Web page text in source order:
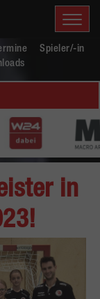
Spieler/-in
in